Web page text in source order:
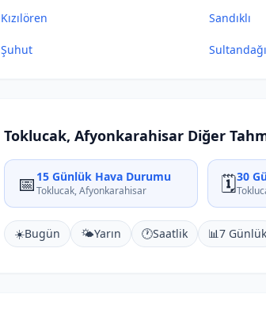
Kızılören Sandıklı
Şuhut Sultandağı
Toklucak, Afyonkarahisar Diğer
📅 15 Günlük Hava Durumu
Toklucak, Afyonkarahisar 🗓️30
☀️Bugün 🌤️Yarın 🕐Saatlik 📊7 Günlük